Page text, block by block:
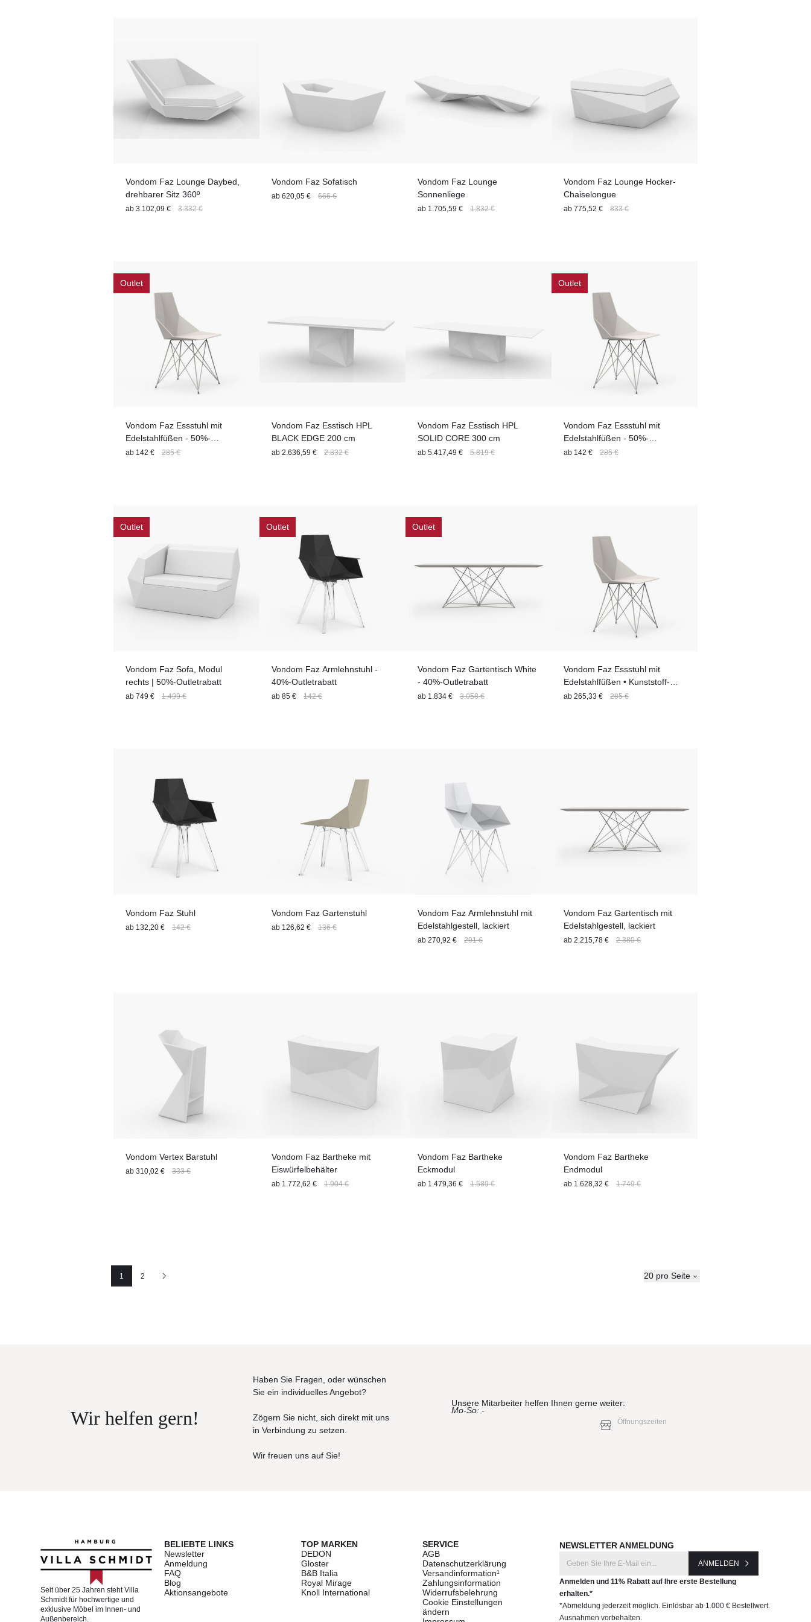
Tischgröße
Material
Vondom Faz Lounge Daybed,
drehbarer Sitz 360º
ab 3.102,09 € 3.332 €
Vondom Faz Sofatisch
ab 620,05 € 666 €
Vondom Faz Lounge
Sonnenliege
ab 1.705,59 € 1.832 €
Vondom Faz Lounge Hocker-
Chaiselongue
ab 775,52 € 833 €
Outlet
Vondom Faz Essstuhl mit
Edelstahlfüßen - 50%-
Outletrabatt
ab 142 € 285 €
Vondom Faz Esstisch HPL
BLACK EDGE 200 cm
ab 2.636,59 € 2.832 €
Vondom Faz Esstisch HPL
SOLID CORE 300 cm
ab 5.417,49 € 5.819 €
Outlet
Vondom Faz Essstuhl mit
Edelstahlfüßen - 50%-
Outletrabatt
ab 142 € 285 €
Outlet
Vondom Faz Sofa, Modul
rechts | 50%-Outletrabatt
ab 749 € 1.499 €
Outlet
Vondom Faz Armlehnstuhl -
40%-Outletrabatt
ab 85 € 142 €
Outlet
Vondom Faz Gartentisch White
- 40%-Outletrabatt
ab 1.834 € 3.058 €
Vondom Faz Essstuhl mit
Edelstahlfüßen • Kunststoff-
Sitzschale
ab 265,33 € 285 €
Vondom Faz Stuhl
ab 132,20 € 142 €
Vondom Faz Gartenstuhl
ab 126,62 € 136 €
Vondom Faz Armlehnstuhl mit
Edelstahlgestell, lackiert
ab 270,92 € 291 €
Vondom Faz Gartentisch mit
Edelstahlgestell, lackiert
ab 2.215,78 € 2.380 €
Vondom Vertex Barstuhl
ab 310,02 € 333 €
Vondom Faz Bartheke mit
Eiswürfelbehälter
ab 1.772,62 € 1.904 €
Vondom Faz Bartheke
Eckmodul
ab 1.479,36 € 1.589 €
Vondom Faz Bartheke
Endmodul
ab 1.628,32 € 1.749 €
Seite
1
Seite
2
Nächste 20 pro Seite
Wir helfen gern!
Haben Sie Fragen, oder wünschen
Sie ein individuelles Angebot?
Zögern Sie nicht, sich direkt mit uns
in Verbindung zu setzen.
Wir freuen uns auf Sie!
Unsere Mitarbeiter helfen Ihnen gerne weiter:
Mo-So: -
Öffnungszeiten
Seit über 25 Jahren steht Villa
Schmidt für hochwertige und
exklusive Möbel im Innen- und
Außenbereich.
BELIEBTE LINKS
Newsletter
Anmeldung
FAQ
Blog
Aktionsangebote
TOP MARKEN
DEDON
Gloster
B&B Italia
Royal Mirage
Knoll International
SERVICE
AGB
Datenschutzerklärung
Versandinformation¹
Zahlungsinformation
Widerrufsbelehrung
Cookie Einstellungen
ändern
NEWSLETTER ANMELDUNG
ANMELDEN
Anmelden und 11% Rabatt auf Ihre erste Bestellung
erhalten.*
*Abmeldung jederzeit möglich. Einlösbar ab 1.000 € Bestellwert.
Ausnahmen vorbehalten.